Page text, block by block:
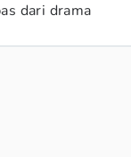
dari drama